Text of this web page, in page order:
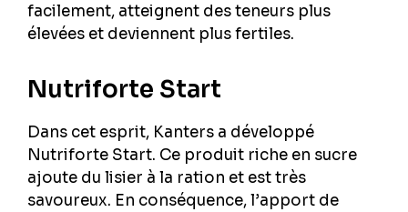
facilement, atteignent des teneurs plus
élevées et deviennent plus fertiles.
Nutriforte Start
Dans cet esprit, Kanters a développé
Nutriforte Start. Ce produit riche en sucre
ajoute du lisier à la ration et est très
savoureux. En conséquence, l’apport de